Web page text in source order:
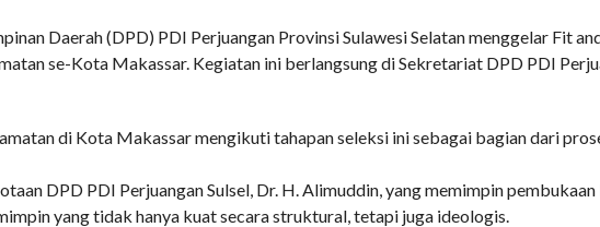
Daerah (DPD) PDI Perjuangan Provinsi Sulawesi Selatan menggelar Fit
se-Kota Makassar. Kegiatan ini berlangsung di Sekretariat DPD PDI
di Kota Makassar mengikuti tahapan seleksi ini sebagai bagian dari
DPD PDI Perjuangan Sulsel, Dr. H. Alimuddin, yang memimpin
yang tidak hanya kuat secara struktural, tetapi juga ideologis.